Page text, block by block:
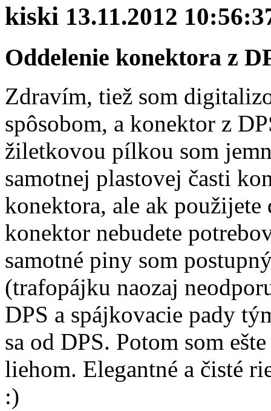
kiski 13.11.2012
Oddelenie konektora z
Zdravím, tiež som
spôsobom, a konektor z
žiletkovou pílkou som
samotnej plastovej časti
konektora, ale ak
konektor nebudete
samotné piny som
(trafopájku naozaj
DPS a spájkovacie pady
sa od DPS. Potom som
liehom. Elegantné a čisté
:)